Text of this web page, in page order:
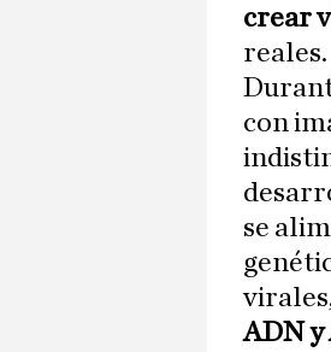
crear
reales.
con
se
ADN y